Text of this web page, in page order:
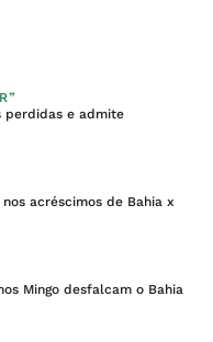
perdidas e admite
acréscimos de Bahia x
Mingo desfalcam o Bahia